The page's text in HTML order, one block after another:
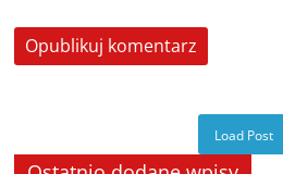
Load Post